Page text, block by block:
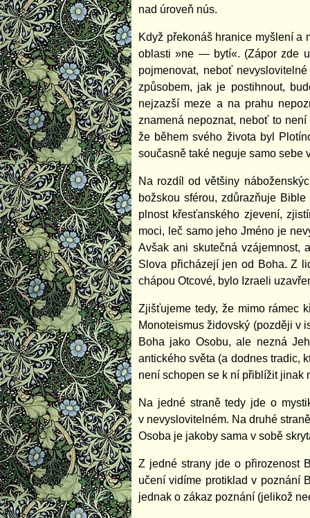
nad úroveň nús.
Když překonáš hranice myšlení a
oblasti »ne — bytí«. (Zápor zde
pojmenovat, neboť
způsobem, jak je postihnout,
nejzazší meze a na prahu
znamená nepoznat, neboť to
že během svého života byl
současně také neguje samo sebe
Na rozdíl od většiny
božskou sférou, zdůrazňuje
plnost křesťanského zjevení,
moci, leč samo jeho Jméno je
Avšak ani skutečná vzájemnost,
Slova přicházejí jen od Boha. Z
chápou Otcové, bylo Izraeli
Zjišťujeme tedy, že mimo rámec
Monoteismus židovský (později v
Boha jako Osobu, ale nezná
antického světa (a dodnes tradic,
není schopen se k ní přiblížit jinak
Na jedné straně tedy jde o
v nevyslovitelném. Na druhé
Osoba je jakoby sama v sobě
Z jedné strany jde o přirozenost
učení vidíme protiklad v poznání
jednak o zákaz poznání (jelikož